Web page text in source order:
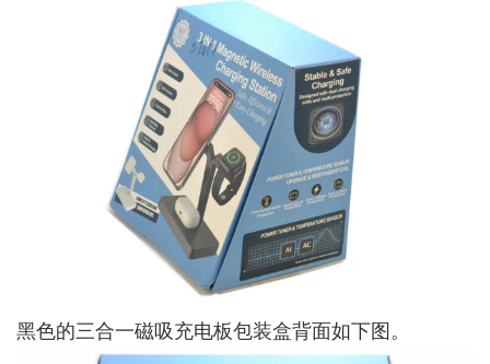
黑色的三合一磁吸充电板包装盒背面如下图。